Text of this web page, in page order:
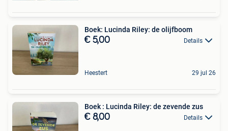
Boek: Lucinda Riley: de olijfboom
€ 5,00 Details
Heestert 29 jul 26
Boek : Lucinda Riley: de zevende zus
€ 8,00 Details